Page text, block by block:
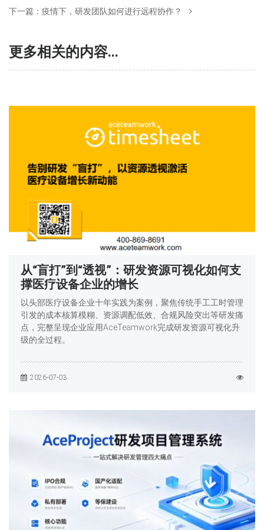
下一篇： 疫情下，研发团队如何进行远程协作？
更多相关的内容...
从“盲打”到“透视”：研发资源可视化如何支
撑医疗设备企业的增长
以头部医疗设备企业十年实践为案例，聚焦传统手工工时管理
引发的成本核算模糊、资源调配低效、合规风险突出等研发痛
点，完整呈现企业应用AceTeamwork完成研发资源可视化升
级的全过程。
2026-07-03